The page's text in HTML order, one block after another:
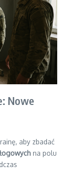
Nowe
aby zbadać
na polu